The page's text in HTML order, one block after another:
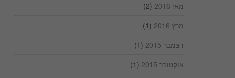
מאי 2016
(2)
מרץ 2016
(1)
דצמבר 2015
(1)
אוקטובר 2015
(1)